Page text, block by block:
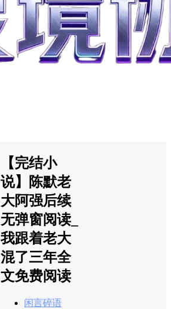
【完结小
说】陈默老
大阿强后续
无弹窗阅读_
我跟着老大
混了三年全
文免费阅读
闲言碎语